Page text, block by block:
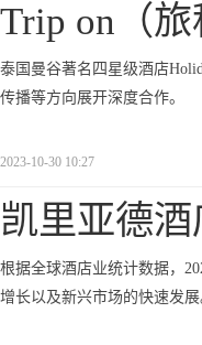
Trip on（
泰国曼谷著名四星级酒店
传播等方向展开深度合作。
2023-10-30 10:27
凯里亚德
根据全球酒店业统计数据，
增长以及新兴市场的快速发展